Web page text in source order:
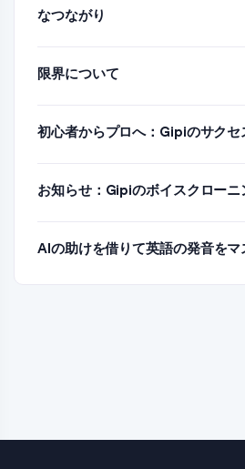
なつながり
限界について
初心者からプロへ：Gipiのサクセ
お知らせ：Gipiのボイスクローニ
AIの助けを借りて英語の発音をマ